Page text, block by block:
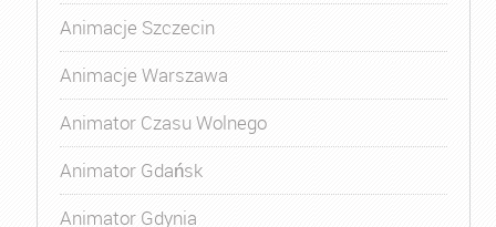
Animacje Szczecin
Animacje Warszawa
Animator Czasu Wolnego
Animator Gdańsk
Animator Gdynia